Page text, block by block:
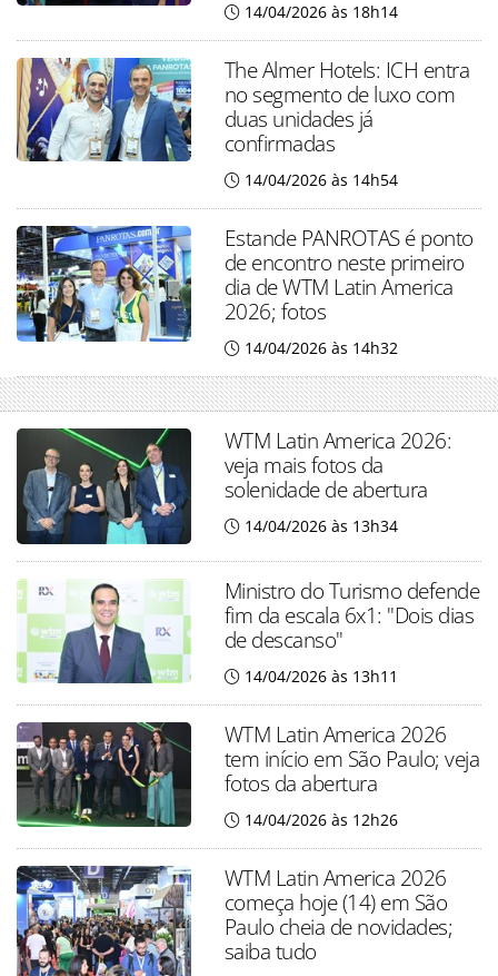
14/04/2026 às 18h14
The Almer Hotels: ICH entra
no segmento de luxo com
duas unidades já
confirmadas
14/04/2026 às 14h54
Estande PANROTAS é ponto
de encontro neste primeiro
dia de WTM Latin America
2026; fotos
14/04/2026 às 14h32
WTM Latin America 2026:
veja mais fotos da
solenidade de abertura
14/04/2026 às 13h34
Ministro do Turismo defende
fim da escala 6x1: "Dois dias
de descanso"
14/04/2026 às 13h11
WTM Latin America 2026
tem início em São Paulo; veja
fotos da abertura
14/04/2026 às 12h26
WTM Latin America 2026
começa hoje (14) em São
Paulo cheia de novidades;
saiba tudo